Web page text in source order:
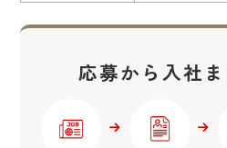
応募から入社